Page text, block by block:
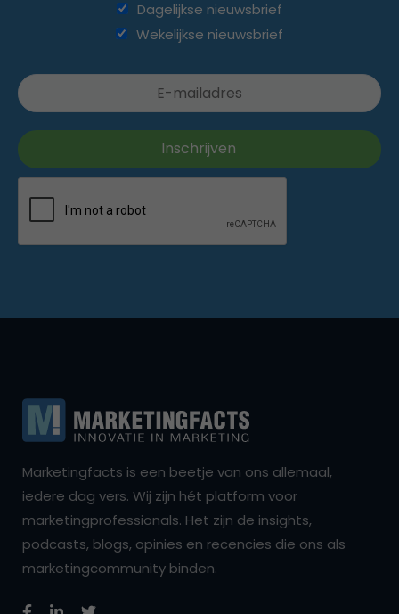
Dagelijkse nieuwsbrief
Wekelijkse nieuwsbrief
Marketingfacts is een beetje van ons allemaal,
iedere dag vers. Wij zijn hét platform voor
marketingprofessionals. Het zijn de insights,
podcasts, blogs, opinies en recencies die ons als
marketingcommunity binden.